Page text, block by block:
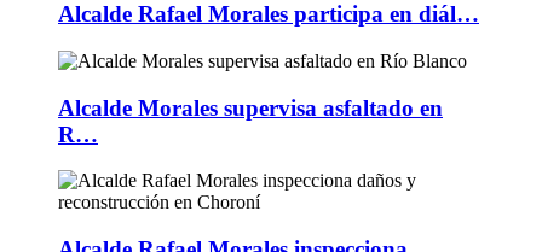
Alcalde Rafael Morales participa en diál…
Alcalde Morales supervisa asfaltado en
R…